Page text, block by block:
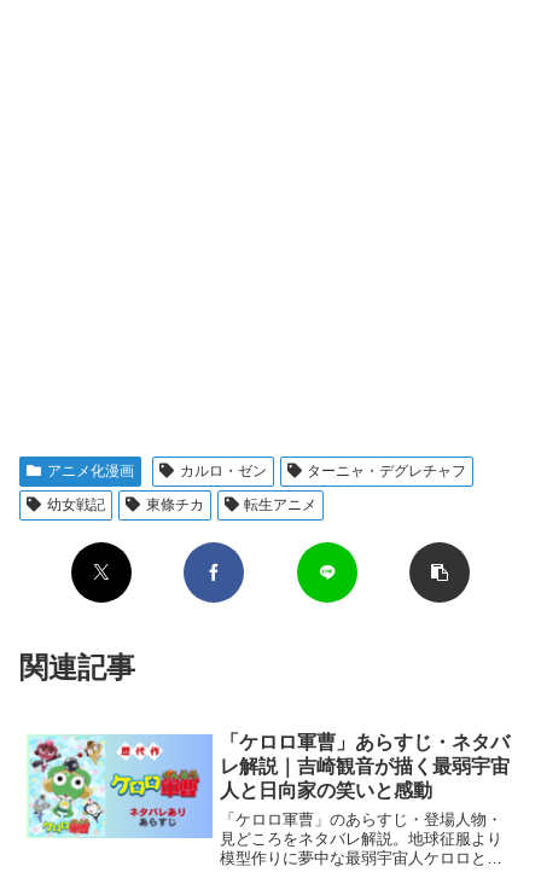
アニメ化漫画 カルロ・ゼン
ターニャ・デグレチャフ
幼女戦記
東條チカ 転生アニメ
関連記事
「ケロロ軍曹」あらすじ・ネタバ
レ解説｜吉崎観音が描く最弱宇宙
人と日向家の笑いと感動
「ケロロ軍曹」のあらすじ・登場人物・
見どころをネタバレ解説。地球征服より
模型作りに夢中な最弱宇宙人ケロロと日